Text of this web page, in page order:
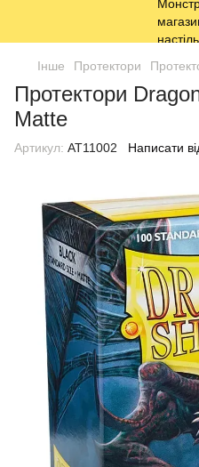
Інше Протектори
Протектори
Matte
Артикул: AT11002 Написати